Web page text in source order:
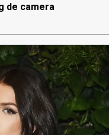
de camera